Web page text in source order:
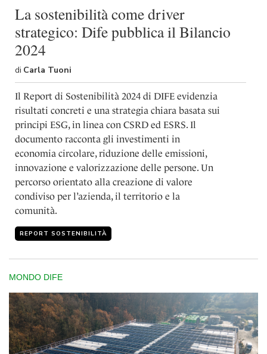
La sostenibilità come driver
strategico: Dife pubblica il Bilancio
2024
di Carla Tuoni
Il Report di Sostenibilità 2024 di DIFE evidenzia
risultati concreti e una strategia chiara basata sui
principi ESG, in linea con CSRD ed ESRS. Il
documento racconta gli investimenti in
economia circolare, riduzione delle emissioni,
innovazione e valorizzazione delle persone. Un
percorso orientato alla creazione di valore
condiviso per l’azienda, il territorio e la
comunità.
REPORT SOSTENIBILITÀ
MONDO DIFE